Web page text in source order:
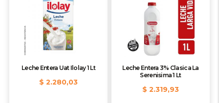
Leche Entera Uat Ilolay 1 Lt
$ 2.280,03
Leche Entera 3% Clasica La
Serenisima 1 Lt
$ 2.319,93